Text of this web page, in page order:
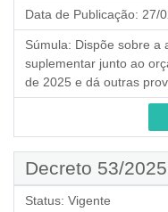
Data de Publicação: 27/
Súmula: Dispõe sobre a
suplementar junto ao
de 2025 e dá outras
Decreto 53/2025
Status: Vigente